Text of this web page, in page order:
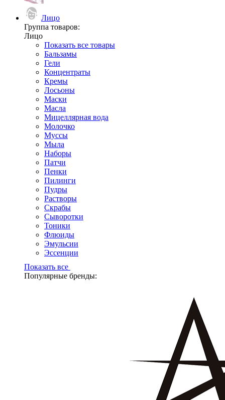
Лицо
Группа товаров:
Лицо
Показать все товары
Бальзамы
Гели
Концентраты
Кремы
Лосьоны
Маски
Масла
Мицеллярная вода
Молочко
Муссы
Мыла
Наборы
Патчи
Пенки
Пилинги
Пудры
Растворы
Скрабы
Сыворотки
Тоники
Флюиды
Эмульсии
Эссенции
Показать все
Популярные бренды: